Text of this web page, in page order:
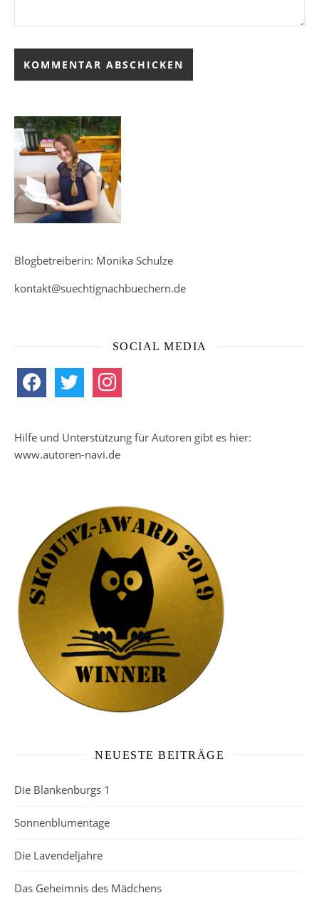
Blogbetreiberin: Monika Schulze
kontakt@suechtignachbuechern.de
SOCIAL MEDIA
facebook twitter instagram
Hilfe und Unterstützung für Autoren gibt es hier:
www.autoren-navi.de
NEUESTE BEITRÄGE
Die Blankenburgs 1
Sonnenblumentage
Die Lavendeljahre
Das Geheimnis des Mädchens